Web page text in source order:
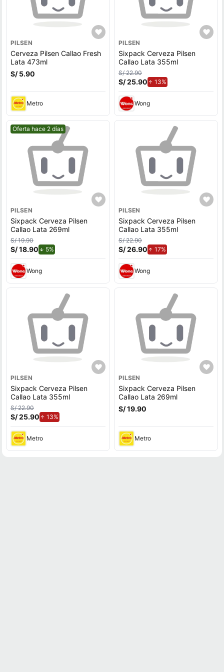
PILSEN
Cerveza Pilsen Callao Fresh
Lata 473ml
S/ 5.90
Metro
PILSEN
Sixpack Cerveza Pilsen
Callao Lata 355ml
S/ 22.90
S/ 25.90 13%de aumento.
Wong
Mejor precio.
Oferta hace 2 días
PILSEN
Sixpack Cerveza Pilsen
Callao Lata 269ml
S/ 19.90
S/ 18.90 5%
Wong
PILSEN
Sixpack Cerveza Pilsen
Callao Lata 355ml
S/ 22.90
S/ 26.90 17%de aumento.
Wong
PILSEN
Sixpack Cerveza Pilsen
Callao Lata 355ml
S/ 22.90
S/ 25.90 13%
Metro
PILSEN
Sixpack Cerveza Pilsen
Callao Lata 269ml
S/ 19.90
Metro